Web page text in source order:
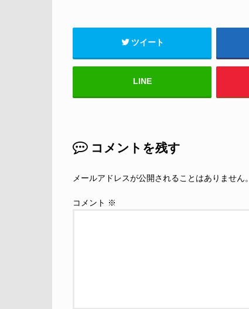
ツイート
LINE
コメントを残す
メールアドレスが公開されることはありません。
コメント ※